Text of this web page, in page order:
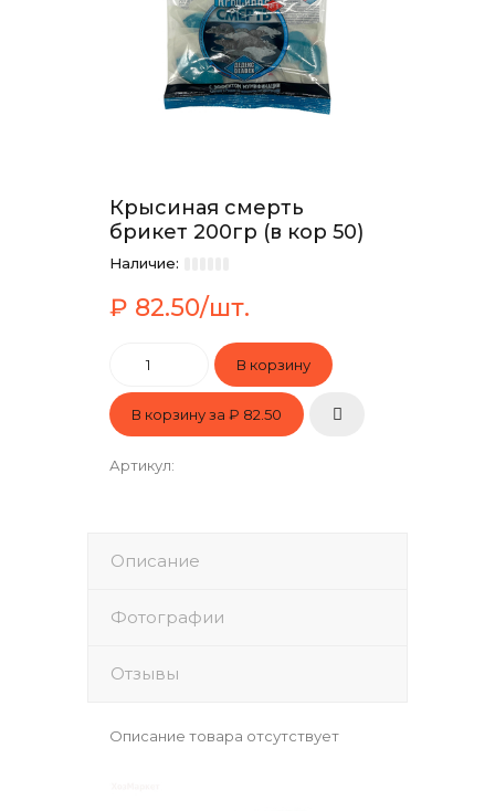
Крысиная смерть
брикет 200гр (в кор 50)
Наличие:
₽ 82.50/шт.
В корзину за ₽ 82.50
Артикул:
Описание
Фотографии
Отзывы
Описание товара отсутствует